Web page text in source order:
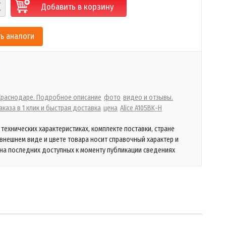
Добавить в корзину
аналоги
Подробное описание фото видео и отзывы.
в 1 клик и быстрая доставка цена Alice A105BK-H
характеристиках, комплекте поставки, стране
виде и цвете товара носит справочный характер и
последних доступных к моменту публикации сведениях